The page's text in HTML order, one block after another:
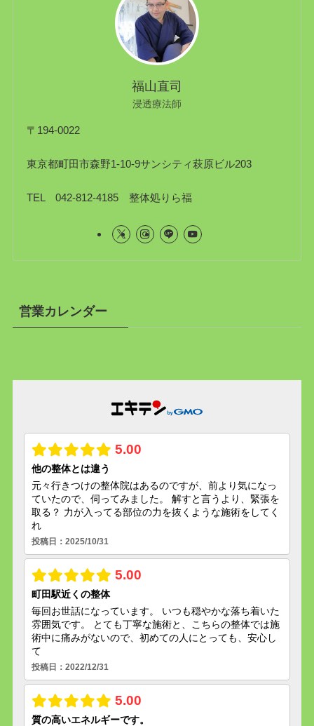
福山直司
浸透療法師
〒194-0022
東京都町田市森野1-10-9サンシティ萩原ビル203
TEL 042-812-4185 整体処りら福
営業カレンダー